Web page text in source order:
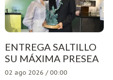
ENTREGA SALTILLO
SU MÁXIMA PRESEA
02 ago 2026 / 00:00